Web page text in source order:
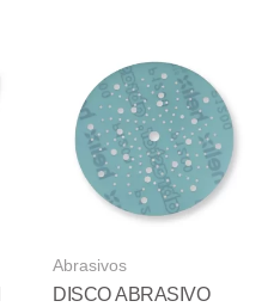
Abrasivos
DISCO ABRASIVO